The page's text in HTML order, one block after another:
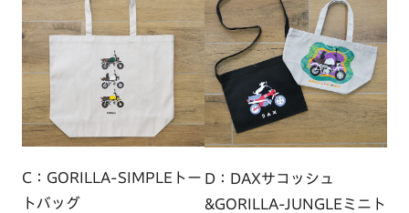
C：GORILLA-SIMPLEトー
トバッグ
D：DAXサコッシュ
&GORILLA-JUNGLEミニト